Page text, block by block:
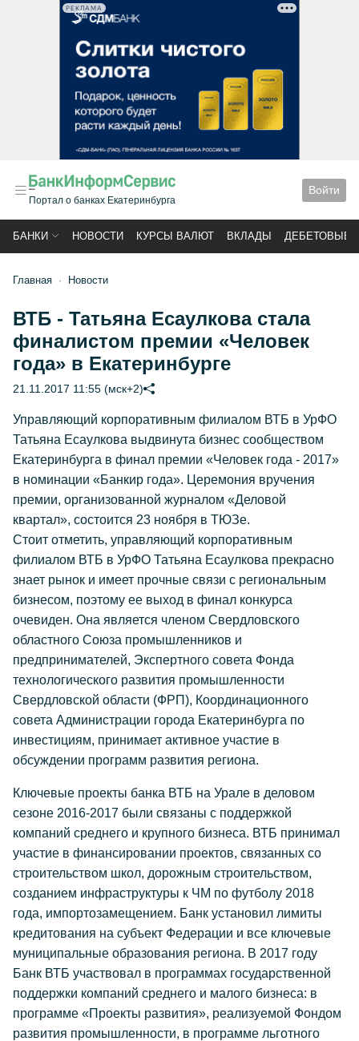
РЕКЛАМА
Портал о банках Екатеринбурга
Войти
БАНКИ НОВОСТИ КУРСЫ ВАЛЮТ ВКЛАДЫ ДЕБЕТОВЫЕ
Главная Новости
ВТБ - Татьяна Есаулкова стала
финалистом премии «Человек
года» в Екатеринбурге
21.11.2017 11:55 (мск+2)
Управляющий корпоративным филиалом ВТБ в УрФО
Татьяна Есаулкова выдвинута бизнес сообществом
Екатеринбурга в финал премии «Человек года - 2017»
в номинации «Банкир года». Церемония вручения
премии, организованной журналом «Деловой
квартал», состоится 23 ноября в ТЮЗе.
Стоит отметить, управляющий корпоративным
филиалом ВТБ в УрФО Татьяна Есаулкова прекрасно
знает рынок и имеет прочные связи с региональным
бизнесом, поэтому ее выход в финал конкурса
очевиден. Она является членом Свердловского
областного Союза промышленников и
предпринимателей, Экспертного совета Фонда
технологического развития промышленности
Свердловской области (ФРП), Координационного
совета Администрации города Екатеринбурга по
инвестициям, принимает активное участие в
обсуждении программ развития региона.
Ключевые проекты банка ВТБ на Урале в деловом
сезоне 2016-2017 были связаны с поддержкой
компаний среднего и крупного бизнеса. ВТБ принимал
участие в финансировании проектов, связанных со
строительством школ, дорожным строительством,
созданием инфраструктуры к ЧМ по футболу 2018
года, импортозамещением. Банк установил лимиты
кредитования на субъект Федерации и все ключевые
муниципальные образования региона. В 2017 году
Банк ВТБ участвовал в программах государственной
поддержки компаний среднего и малого бизнеса: в
программе «Проекты развития», реализуемой Фондом
развития промышленности, в программе льготного